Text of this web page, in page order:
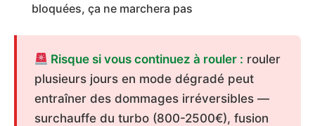
bloquées, ça ne marchera pas
Risque si vous continuez à rouler : rouler
plusieurs jours en mode dégradé peut
entraîner des dommages irréversibles —
surchauffe du turbo (800-2500€), fusion